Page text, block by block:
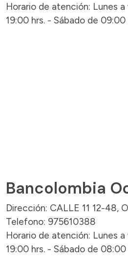
Horario de atención: Lunes
19:00 hrs. - Sábado de 09:00
Bancolombia
Dirección: CALLE 11 12-48,
Telefono: 975610388
Horario de atención: Lunes
19:00 hrs. - Sábado de 08:00